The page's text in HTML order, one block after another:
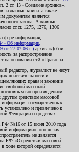
п. 2 ст. 13 «Создание архивов».
изданные книги, а также
документам является
закона. Архивные
ст.ст. 1275, 1276, 1306
сфере информации,
«Об информации,
от 27.07.06 г.) архив «Дебри-
за распространение
на основании ст.8 «Право на
редактор, журналист не несут
действительности и
права и законные
свободой массовой
воспроизведением
средством массовой
государственных,
установлено и привлечено к
Федерации о средствах
РФ №16 от 15 июня 2010 года
информации», «по делам,
не является
РФ «О средствах массовой
ходе которой определяется